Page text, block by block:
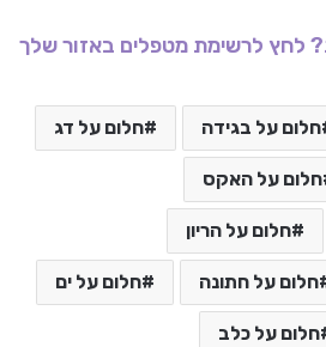
לרשימת מטפלים באזור שלך
חלום על בגידה חלום על דג
חלום על האקס
חלום על הריון
חלום על חתונה חלום על ים
חלום על כלב